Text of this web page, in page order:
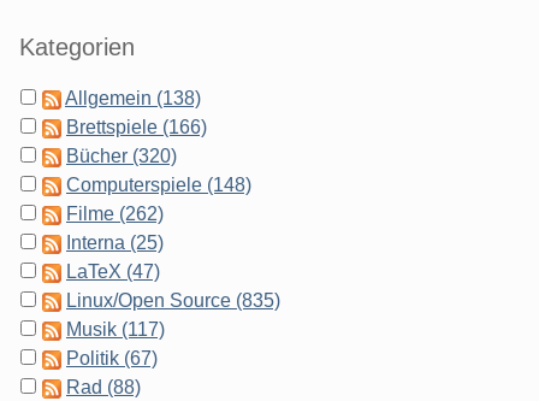
Kategorien
Allgemein (138)
Brettspiele (166)
Bücher (320)
Computerspiele (148)
Filme (262)
Interna (25)
LaTeX (47)
Linux/Open Source (835)
Musik (117)
Politik (67)
Rad (88)